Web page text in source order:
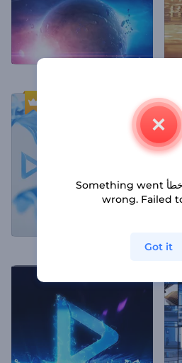
كشف شعار بنسيج الحرير
يوجد شيء ما خطأ Something went
wrong. Failed
Got it